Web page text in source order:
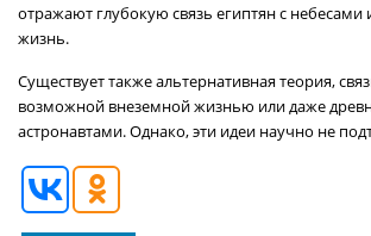
отражают глубокую связь египтян с небесами
жизнь.
Существует также альтернативная теория,
возможной внеземной жизнью или даже
астронавтами. Однако, эти идеи научно не